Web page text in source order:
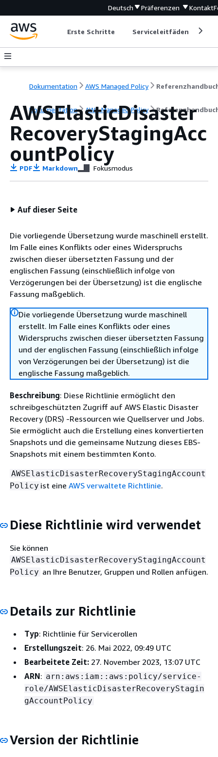
Deutsch Präferenzen Kontakt
Erste Schritte Serviceleitfäden
Dokumentation AWS Managed Policy
Dokumentation AWS Managed Policy
AWSElasticDisaster
RecoveryStagingAcc
ountPolicy
PDF Markdown Fokusmodus
Auf dieser Seite
Die vorliegende Übersetzung wurde maschinell erstellt.
Im Falle eines Konflikts oder eines Widerspruchs
zwischen dieser übersetzten Fassung und der
englischen Fassung (einschließlich infolge von
Verzögerungen bei der Übersetzung) ist die englische
Fassung maßgeblich.
Die vorliegende Übersetzung wurde maschinell
erstellt. Im Falle eines Konflikts oder eines
Widerspruchs zwischen dieser übersetzten Fassung
und der englischen Fassung (einschließlich infolge
von Verzögerungen bei der Übersetzung) ist die
englische Fassung maßgeblich.
Beschreibung: Diese Richtlinie ermöglicht den
schreibgeschützten Zugriff auf AWS Elastic Disaster
Recovery (DRS) -Ressourcen wie Quellserver und Jobs.
Sie ermöglicht auch die Erstellung eines konvertierten
Snapshots und die gemeinsame Nutzung dieses EBS-
Snapshots mit einem bestimmten Konto.
AWSElasticDisasterRecoveryStagingAccount
Policy ist eine AWS verwaltete Richtlinie.
Diese Richtlinie wird verwendet
Sie können
AWSElasticDisasterRecoveryStagingAccount
Policy an Ihre Benutzer, Gruppen und Rollen anfügen.
Details zur Richtlinie
Typ: Richtlinie für Servicerollen
Erstellungszeit: 26. Mai 2022, 09:49 UTC
Bearbeitete Zeit: 27. November 2023, 13:07 UTC
ARN: arn:aws:iam::aws:policy/service-
role/AWSElasticDisasterRecoveryStagin
gAccountPolicy
Version der Richtlinie